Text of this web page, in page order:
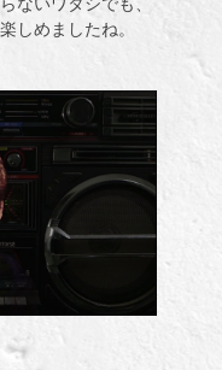
しめましたね。